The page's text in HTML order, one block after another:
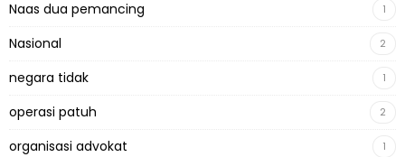
Naas dua pemancing 1
Nasional 2
negara tidak 1
operasi patuh 2
organisasi advokat 1